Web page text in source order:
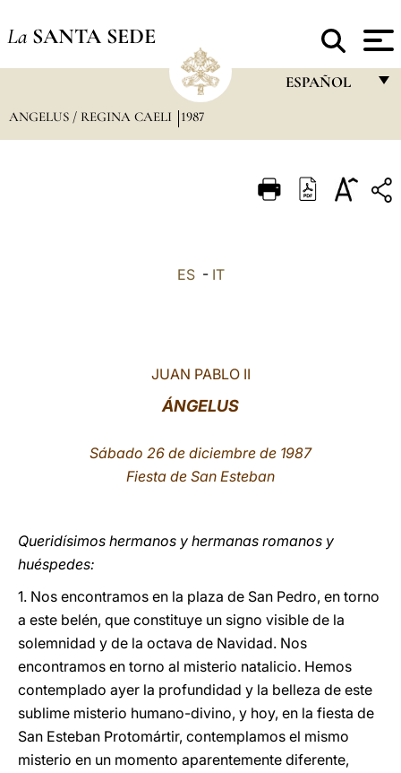
La SANTA SEDE
ESPAÑOL
ITALIANO
ANGELUS / REGINA CAELI 1987
ES- IT
JUAN PABLO II
ÁNGELUS
Sábado 26 de diciembre de 1987
Fiesta de San Esteban
Queridísimos hermanos y hermanas romanos y
huéspedes:
1. Nos encontramos en la plaza de San Pedro, en torno
a este belén, que constituye un signo visible de la
solemnidad y de la octava de Navidad. Nos
encontramos en torno al misterio natalicio. Hemos
contemplado ayer la profundidad y la belleza de este
sublime misterio humano-divino, y hoy, en la fiesta de
San Esteban Protomártir, contemplamos el mismo
misterio en un momento aparentemente diferente,